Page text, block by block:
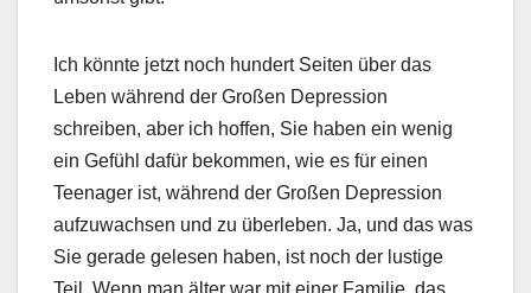
Ich könnte jetzt noch hundert Seiten über das
Leben während der Großen Depression
schreiben, aber ich hoffen, Sie haben ein wenig
ein Gefühl dafür bekommen, wie es für einen
Teenager ist, während der Großen Depression
aufzuwachsen und zu überleben. Ja, und das was
Sie gerade gelesen haben, ist noch der lustige